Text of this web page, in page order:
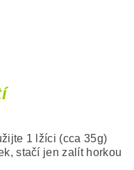
1 lžíci (cca 35g)
stačí jen zalít horkou